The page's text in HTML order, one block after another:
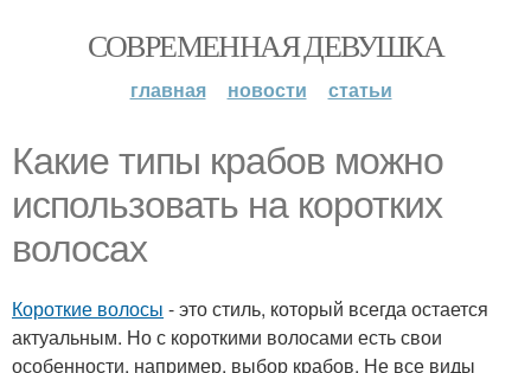
СОВРЕМЕННАЯ ДЕВУШКА
главная новости статьи
Какие типы крабов можно
использовать на коротких
волосах
Короткие волосы - это стиль, который всегда остается
актуальным. Но с короткими волосами есть свои
особенности, например, выбор крабов. Не все виды